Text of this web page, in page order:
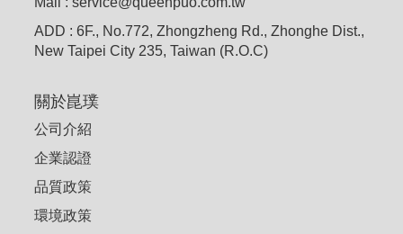
ADD : 6F., No.772, Zhongzheng Rd., Zhonghe Dist.,
New Taipei City 235, Taiwan (R.O.C)
關於崑璞
公司介紹
企業認證
品質政策
環境政策